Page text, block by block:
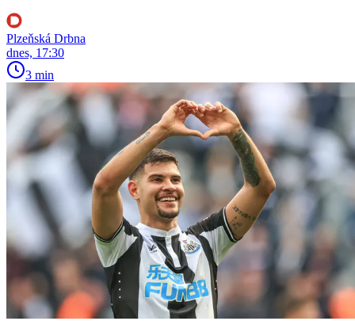
Plzeňská Drbna
dnes, 17:30
3 min